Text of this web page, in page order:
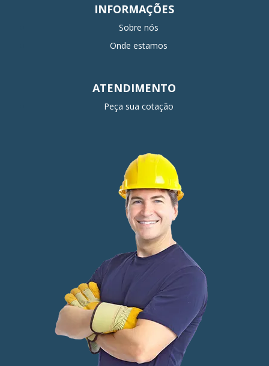
INFORMAÇÕES
Sobre nós
Onde estamos
ATENDIMENTO
Peça sua cotação